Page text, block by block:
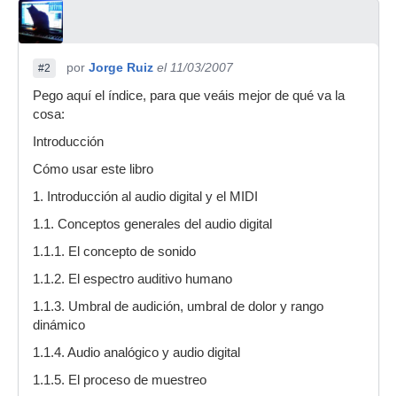
#2 por Jorge Ruiz el 11/03/2007
Pego aquí el índice, para que veáis mejor de qué va la
cosa:
Introducción
Cómo usar este libro
1. Introducción al audio digital y el MIDI
1.1. Conceptos generales del audio digital
1.1.1. El concepto de sonido
1.1.2. El espectro auditivo humano
1.1.3. Umbral de audición, umbral de dolor y rango
dinámico
1.1.4. Audio analógico y audio digital
1.1.5. El proceso de muestreo